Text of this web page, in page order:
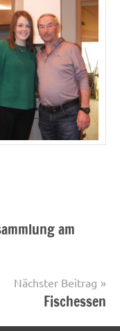
am
Nächster Beitrag
Fischessen